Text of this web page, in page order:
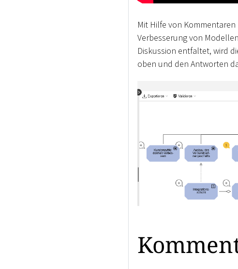
Mit Hilfe von
Verbesserung von
Diskussion entfaltet, wird
oben und den Antworten